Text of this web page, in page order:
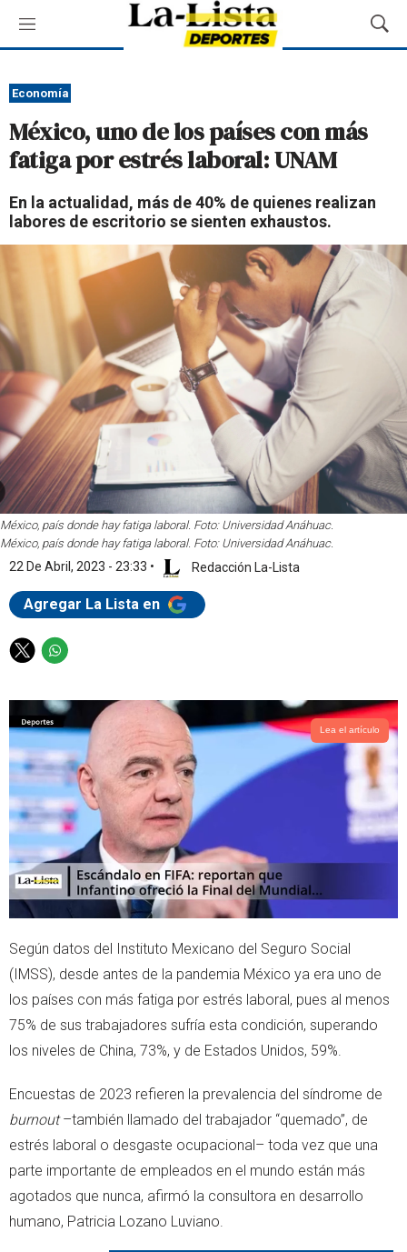
M
e
ú
M
o
u
e
Economía
México, uno de los países con más
fatiga por estrés laboral: UNAM
En la actualidad, más de 40% de quienes realizan
labores de escritorio se sienten exhaustos.
México, país donde hay fatiga laboral. Foto: Universidad Anáhuac.
México, país donde hay fatiga laboral. Foto: Universidad Anáhuac.
22 De Abril, 2023 - 23:33 • Redacción La-Lista
Agregar La Lista en
T
i
t
t
e
r
W
a
t
s
a
p
Lea el artículo
Según datos del Instituto Mexicano del Seguro Social
(IMSS), desde antes de la pandemia México ya era uno de
los países con más fatiga por estrés laboral, pues al menos
75% de sus trabajadores sufría esta condición, superando
los niveles de China, 73%, y de Estados Unidos, 59%.
Encuestas de 2023 refieren la prevalencia del síndrome de
burnout–también llamado del trabajador “quemado”, de
estrés laboral o desgaste ocupacional– toda vez que una
parte importante de empleados en el mundo están más
agotados que nunca, afirmó la consultora en desarrollo
humano, Patricia Lozano Luviano.